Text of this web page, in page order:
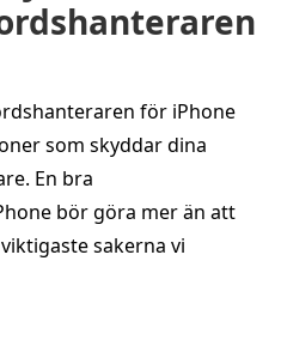
för iPhone
som skyddar dina
En bra
bör göra mer än att
sakerna vi